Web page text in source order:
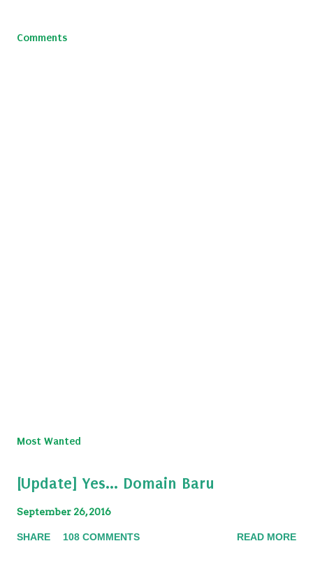
Comments
Most Wanted
[Update] Yes... Domain Baru
September 26, 2016
SHARE 108 COMMENTS READ MORE